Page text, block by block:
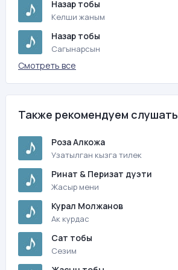
Назар тобы
Келши жаным
Назар тобы
Сагынарсын
Смотреть все
Также рекомендуем слушать
Роза Алкожа
Узатылган кызга тилек
Ринат & Перизат дуэти
Жасыр мени
Курал Молжанов
Ак курдас
Сат тобы
Сезим